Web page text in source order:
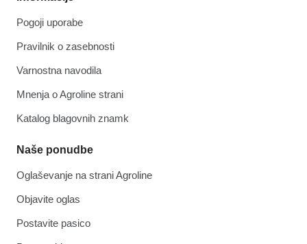
Pogoji uporabe
Pravilnik o zasebnosti
Varnostna navodila
Mnenja o Agroline strani
Katalog blagovnih znamk
Naše ponudbe
Oglaševanje na strani Agroline
Objavite oglas
Postavite pasico